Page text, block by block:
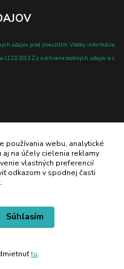
údajov pred zneužitím. Všetky informácie,
2013 Z.z. o ochrane osobných údajov a o
používania webu, analytické
na účely cielenia reklamy
vlastných preferencií
odkazom v spodnej časti
Súhlasím
tu.